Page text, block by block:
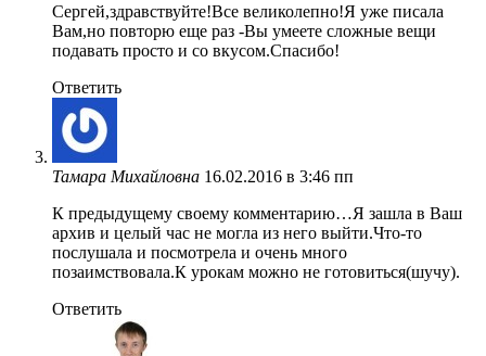
Сергей,здравствуйте!Все великолепно!Я уже писала
Вам,но повторю еще раз -Вы умеете сложные вещи
подавать просто и со вкусом.Спасибо!
Ответить
Тамара Михайловна 16.02.2016 в 3:46 пп
К предыдущему своему комментарию…Я зашла в Ваш
архив и целый час не могла из него выйти.Что-то
послушала и посмотрела и очень много
позаимствовала.К урокам можно не готовиться(шучу).
Ответить